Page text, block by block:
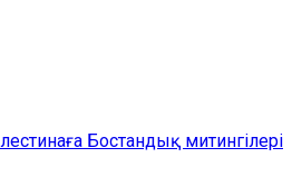
Бостандық митингілері